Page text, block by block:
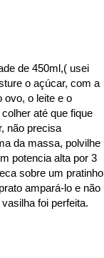
de 450ml,( usei
o açúcar, com a
ovo, o leite e o
até que fique
não precisa
da massa, polvilhe
potencia alta por 3
sobre um pratinho
ampará-lo e não
foi perfeita.